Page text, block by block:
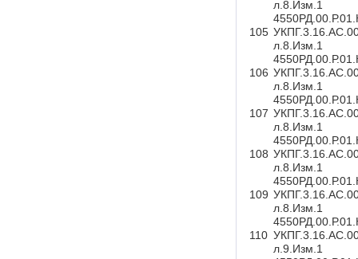
л.8.Изм.1
105
л.8.Изм.1
106
л.8.Изм.1
107
л.8.Изм.1
108
л.8.Изм.1
109
л.8.Изм.1
110
л.9.Изм.1